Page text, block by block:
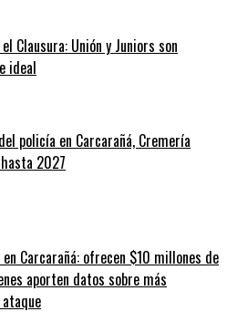
Clausura: Unión y Juniors son
ideal
policía en Carcarañá, Cremería
2027
Carcarañá: ofrecen $10 millones de
aporten datos sobre más